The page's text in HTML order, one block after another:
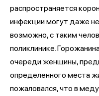
распространяется
инфекции могут даже
возможно, с таким
поликлинике.
очереди женщины,
определенного места
пожаловался, что в